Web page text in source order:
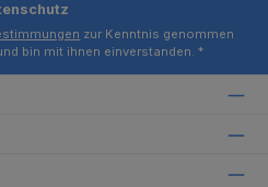
zur Kenntnis genommen
bin mit ihnen einverstanden. *